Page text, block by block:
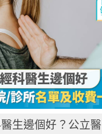
生邊個好？公立醫